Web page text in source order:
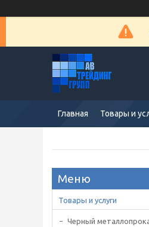
Главная Товары и
Товары и услуги
Черный